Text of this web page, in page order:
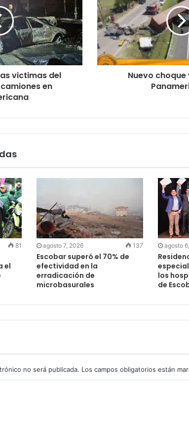
victimas del
en
Nuevo
81
el
agosto 7, 2026 137
Escobar superó el 70% de
efectividad en la
erradicación de
microbasurales
agosto
los
de
no será publicada. Los campos obligatorios están